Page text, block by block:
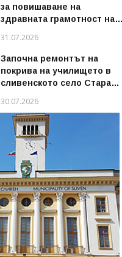
за повишаване на
здравната грамотност на
семейства
31.07.2026
Започна ремонтът на
покрива на училището в
сливенското село Стара
30.07.2026